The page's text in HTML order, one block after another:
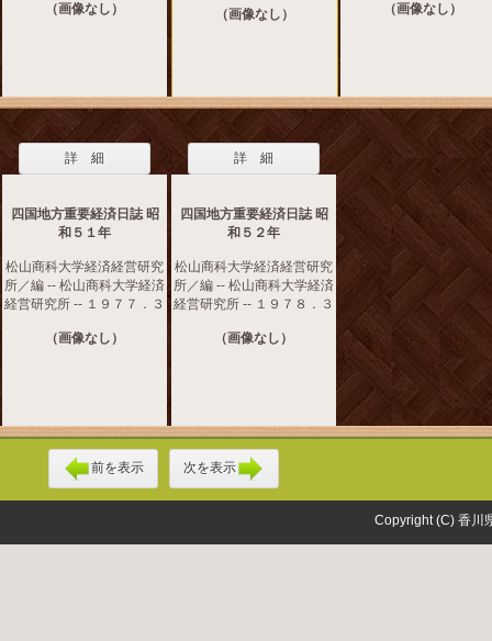
（画像なし） （画像なし） （画像なし）
詳 細
四国地方重要経済日誌 昭
和５１年
松山商科大学経済経営研究
所／編 -- 松山商科大学経済
経営研究所 -- １９７７．３
（画像なし）
詳 細
四国地方重要経済日誌 昭
和５２年
松山商科大学経済経営研究
所／編 -- 松山商科大学経済
経営研究所 -- １９７８．３
（画像なし）
前を表示 次を表示
Copyright (C) 香川